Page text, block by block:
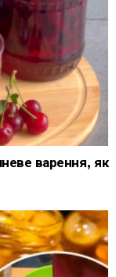
варення, як